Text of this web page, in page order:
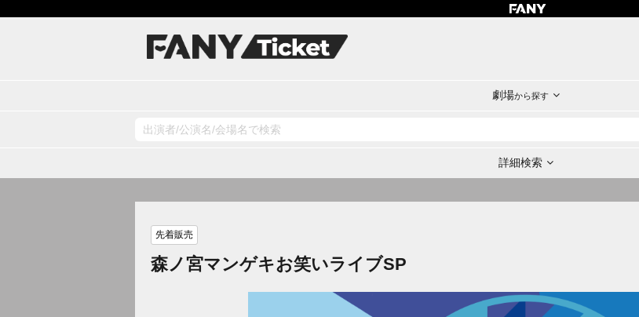
劇場から探す
詳細検索
先着販売
森ノ宮マンゲキお笑いライブSP